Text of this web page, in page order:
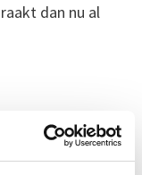
dan nu al
eens